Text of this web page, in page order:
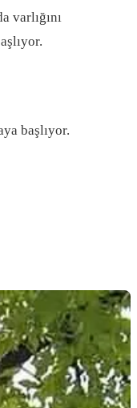
varlığını
başlıyor.